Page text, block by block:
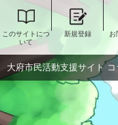
このサイトにつ
いて
新規登録 お
大府市民活動支援サイト コ